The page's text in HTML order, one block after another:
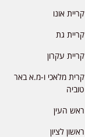
קריית אונו
קריית גת
קריית עקרון
קרית מלאכי ו-מ.א באר
טוביה
ראש העין
ראשון לציון